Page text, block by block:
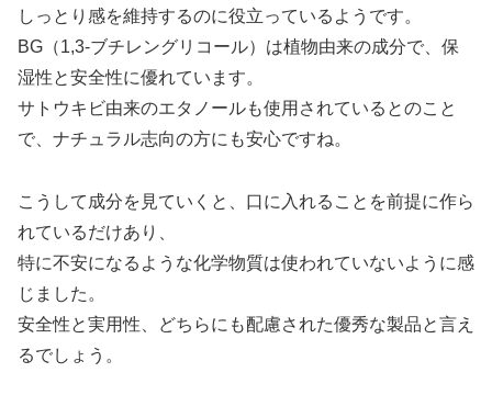
しっとり感を維持するのに役立っているようです。
BG（1,3-ブチレングリコール）は植物由来の成分で、保
湿性と安全性に優れています。
サトウキビ由来のエタノールも使用されているとのこと
で、ナチュラル志向の方にも安心ですね。
こうして成分を見ていくと、口に入れることを前提に作ら
れているだけあり、
特に不安になるような化学物質は使われていないように感
じました。
安全性と実用性、どちらにも配慮された優秀な製品と言え
るでしょう。